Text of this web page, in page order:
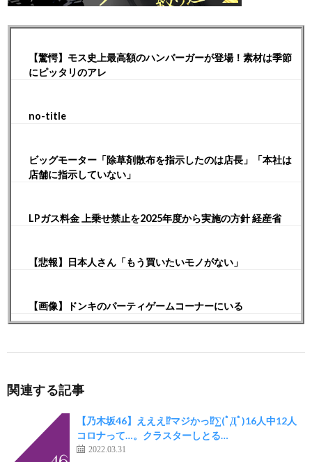
【驚愕】モス史上最高額のハンバーガーが登場！素材は季節
にピッタリのアレ
no-title
ビッグモーター「除草剤散布を指示したのは店長」「本社は
店舗に指示していない」
LPガス料金 上乗せ禁止を2025年度から実施の方針 経産省
【悲報】日本人さん「もう買いたいモノがない」
【画像】ドンキのパーティゲームコーナーにいる
関連する記事
【乃木坂46】えええ⁉︎マジかっ⁉︎∑(ﾟДﾟ)16人中12人
コロナって…。クラスターしとる…
2022.03.31